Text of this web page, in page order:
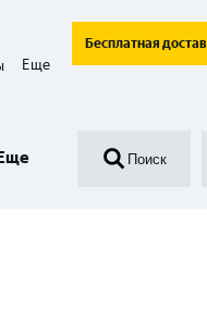
Еще
Бесплатная
Поиск